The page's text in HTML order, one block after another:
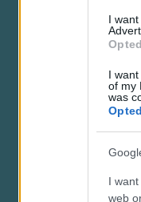
I
I
of my
was
I
web